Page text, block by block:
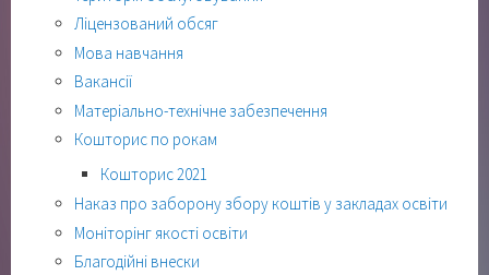
Ліцензований обсяг
Мова навчання
Вакансії
Матеріально-технічне забезпечення
Кошторис по рокам
Кошторис 2021
Наказ про заборону збору коштів у закладах освіти
Моніторінг якості освіти
Благодійні внески